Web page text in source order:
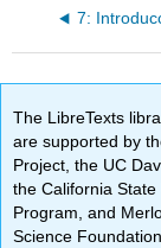
The LibreTexts
are supported by
Project, the UC
the California
Program, and
Science